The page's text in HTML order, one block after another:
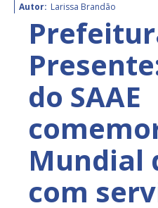
Autor: Larissa Brandão
do SAAE
Mundial
com